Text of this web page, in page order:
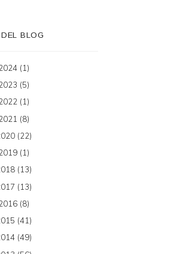
BLOG
(1)
(5)
(1)
(8)
(22)
(1)
(13)
(13)
(8)
(41)
(49)